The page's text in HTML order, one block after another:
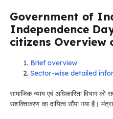
Government of
Independence
citizens Overview
Brief overview
Sector-wise detailed
सामाजिक न्याय एवं अधिकारिता विभाग
सशक्तिकरण का दायित्व सौंपा गया है।